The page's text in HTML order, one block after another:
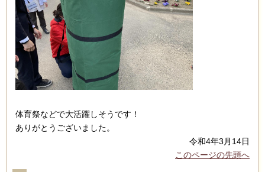
体育祭などで大活躍しそうです！
ありがとうございました。
令和4年3月14日
このページの先頭へ